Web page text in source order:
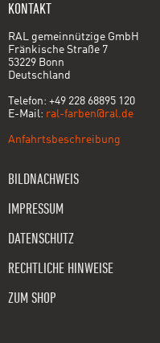
KONTAKT
RAL gemeinnützige GmbH
Fränkische Straße 7
53229 Bonn
Deutschland
Telefon: +49 228 68895 120
E-Mail: ral-farben@ral.de
Anfahrtsbeschreibung
BILDNACHWEIS
IMPRESSUM
DATENSCHUTZ
RECHTLICHE HINWEISE
ZUM SHOP